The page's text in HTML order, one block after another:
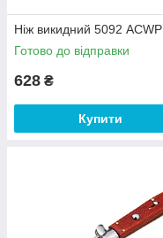
Ніж викидний 5092 ACWP
Готово до відправки
628 ₴
Купити